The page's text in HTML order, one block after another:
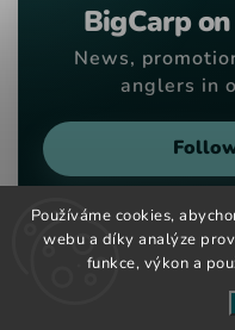
Používáme cookies,
webu a díky analýze
funkce, výkon a
BigCarp
News,
anglers in
Copyright